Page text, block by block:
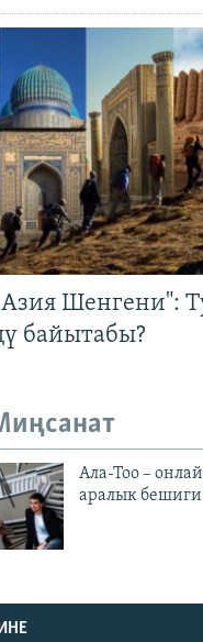
Азия Шенгени":
байытабы?
Ала-Тоо –
аралык